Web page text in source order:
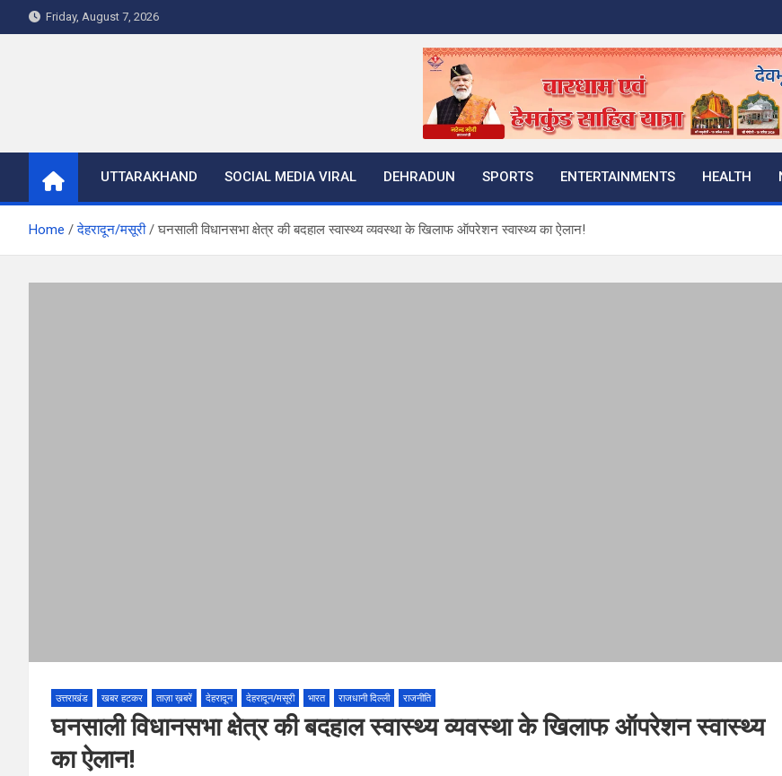
to
Friday, August 7, 2026
UTTARAKHAND SOCIAL MEDIA VIRAL DEHRADUN SPORTS ENTERTAINMENTS HEALTH
Home देहरादून/मसूरी घनसाली विधानसभा क्षेत्र की बदहाल स्वास्थ्य व्यवस्था के खिलाफ ऑपरेशन स्वास्थ्य का ऐलान!
उत्तराखंड खबर हटकर ताज़ा ख़बरें देहरादून देहरादून/मसूरी भारत राजधानी दिल्ली राजनीति
घनसाली विधानसभा क्षेत्र की बदहाल स्वास्थ्य व्यवस्था के खिलाफ ऑपरेशन स्वास्थ्य
का ऐलान!